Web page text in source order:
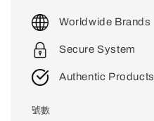
price
Worldwide Brands
Secure System
Authentic Products
號數